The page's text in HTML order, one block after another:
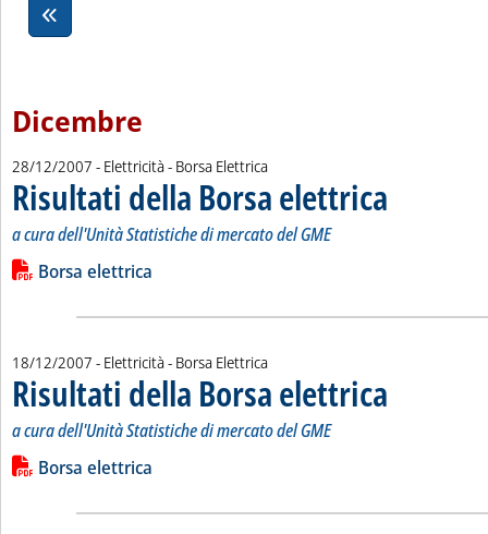
Dicembre
28/12/2007 - Elettricità - Borsa Elettrica
Risultati della Borsa elettrica
a cura dell'Unità Statistiche di mercato del GME
Leggi tutta la notizia: 'Risultati della Borsa elettrica '
Lista allegati PDF alla notizia
Borsa elettrica
18/12/2007 - Elettricità - Borsa Elettrica
Risultati della Borsa elettrica
a cura dell'Unità Statistiche di mercato del GME
Leggi tutta la notizia: 'Risultati della Borsa elettrica '
Lista allegati PDF alla notizia
Borsa elettrica